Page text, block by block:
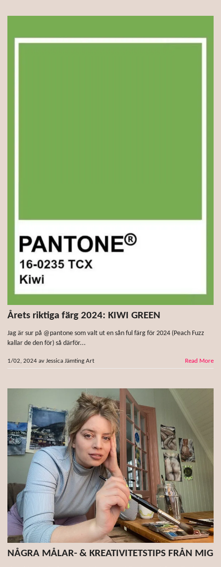
Årets riktiga färg 2024: KIWI GREEN
Jag är sur på @pantone som valt ut en sån ful färg för 2024 (Peach Fuzz
kallar de den för) så därför...
1/02, 2024 av Jessica Jämting Art Read More
NÅGRA MÅLAR- & KREATIVITETSTIPS FRÅN MIG